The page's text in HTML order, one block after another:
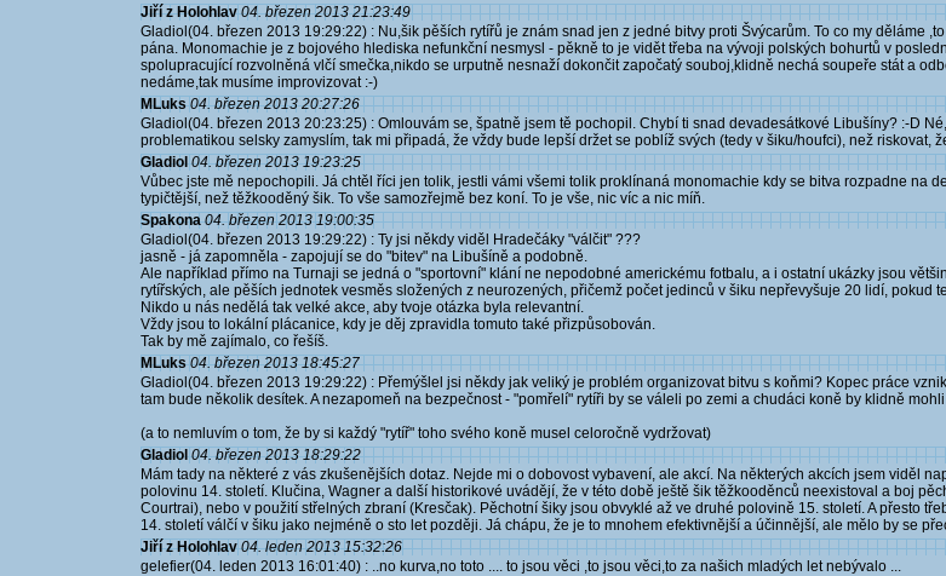
Jiří z Holohlav 04. březen 2013 21:23:49
Gladiol(04. březen 2013 19:29:22) : Nu,šik pěších rytířů je znám snad jen z jedné bitvy proti Švýcarům. To co my děláme
pána. Monomachie je z bojového hlediska nefunkční nesmysl - pěkně to je vidět třeba na vývoji polských bohurtů v
spolupracující rozvolněná vlčí smečka,nikdo se urputně nesnaží dokončit započatý souboj,klidně nechá soupeře stát a
nedáme,tak musíme improvizovat :-)
MLuks 04. březen 2013 20:27:26
Gladiol(04. březen 2013 20:23:25) : Omlouvám se, špatně jsem tě pochopil. Chybí ti snad devadesátkové Libušíny? :-D
problematikou selsky zamyslím, tak mi připadá, že vždy bude lepší držet se poblíž svých (tedy v šiku/houfci), než riskovat,
Gladiol 04. březen 2013 19:23:25
Vůbec jste mě nepochopili. Já chtěl říci jen tolik, jestli vámi všemi tolik proklínaná monomachie kdy se bitva rozpadne na
typičtější, než těžkooděný šik. To vše samozřejmě bez koní. To je vše, nic víc a nic míň.
Spakona 04. březen 2013 19:00:35
Gladiol(04. březen 2013 19:29:22) : Ty jsi někdy viděl Hradečáky "válčit" ???
jasně - já zapomněla - zapojují se do "bitev" na Libušíně a podobně.
Ale například přímo na Turnaji se jedná o "sportovní" klání ne nepodobné americkému fotbalu, a i ostatní ukázky jsou
rytířských, ale pěších jednotek vesměs složených z neurozených, přičemž počet jedinců v šiku nepřevyšuje 20 lidí, pokud
Nikdo u nás nedělá tak velké akce, aby tvoje otázka byla relevantní.
Vždy jsou to lokální plácanice, kdy je děj zpravidla tomuto také přizpůsobován.
Tak by mě zajímalo, co řešíš.
MLuks 04. březen 2013 18:45:27
Gladiol(04. březen 2013 19:29:22) : Přemýšlel jsi někdy jak veliký je problém organizovat bitvu s koňmi? Kopec práce
tam bude několik desítek. A nezapomeň na bezpečnost - "pomřelí" rytíři by se váleli po zemi a chudáci koně by klidně
(a to nemluvím o tom, že by si každý "rytíř" toho svého koně musel celoročně vydržovat)
Gladiol 04. březen 2013 18:29:22
Mám tady na některé z vás zkušenějších dotaz. Nejde mi o dobovost vybavení, ale akcí. Na některých akcích jsem viděl
polovinu 14. století. Klučina, Wagner a další historikové uvádějí, že v této době ještě šik těžkooděnců neexistoval a boj
Courtrai), nebo v použití střelných zbraní (Kresčak). Pěchotní šiky jsou obvyklé až ve druhé polovině 15. století. A přesto
14. století válčí v šiku jako nejméně o sto let později. Já chápu, že je to mnohem efektivnější a účinnější, ale mělo by se
Jiří z Holohlav 04. leden 2013 15:32:26
gelefier(04. leden 2013 16:01:40) : ..no kurva,no toto .... to jsou věci ,to jsou věci,to za našich mladých let nebývalo ...